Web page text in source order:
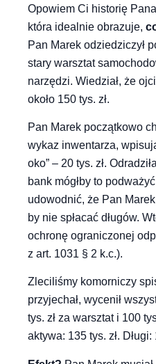
Opowiem Ci historię
która idealnie obrazuje,
Pan Marek odziedziczył
stary warsztat
narzędzi. Wiedział, że
około 150 tys. zł.
Pan Marek początkowo
wykaz inwentarza,
oko” – 20 tys. zł.
bank mógłby to
udowodnić, że Pan
by nie spłacać długów.
ochronę ograniczonej
z art. 1031 § 2 k.c.).
Zleciliśmy komorniczy
przyjechał, wycenił
tys. zł za warsztat i 100
aktywa: 135 tys. zł. Długi: